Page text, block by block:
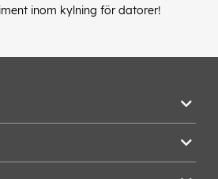
inom kylning för datorer!